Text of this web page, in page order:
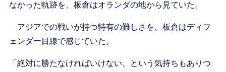
なかった軌跡を、板倉はオランダの地から見ていた。
アジアでの戦いが持つ特有の難しさを、板倉はディフ
ェンダー目線で感じていた。
「絶対に勝たなければいけない、という気持ちもありつ